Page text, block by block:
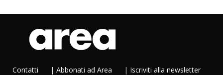
Contatti | Abbonati ad Area | Iscriviti alla newsletter